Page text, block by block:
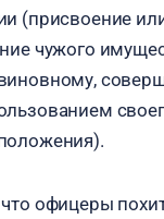
(присвоение
чужого
офицеры